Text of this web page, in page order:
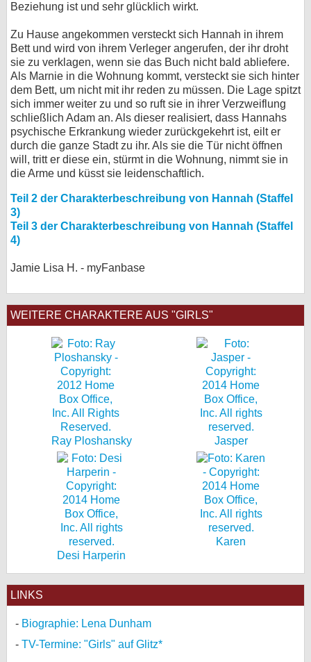
Beziehung ist und sehr glücklich wirkt.
Zu Hause angekommen versteckt sich Hannah in ihrem
Bett und wird von ihrem Verleger angerufen, der ihr droht
sie zu verklagen, wenn sie das Buch nicht bald abliefere.
Als Marnie in die Wohnung kommt, versteckt sie sich hinter
dem Bett, um nicht mit ihr reden zu müssen. Die Lage spitzt
sich immer weiter zu und so ruft sie in ihrer Verzweiflung
schließlich Adam an. Als dieser realisiert, dass Hannahs
psychische Erkrankung wieder zurückgekehrt ist, eilt er
durch die ganze Stadt zu ihr. Als sie die Tür nicht öffnen
will, tritt er diese ein, stürmt in die Wohnung, nimmt sie in
die Arme und küsst sie leidenschaftlich.
Teil 2 der Charakterbeschreibung von Hannah (Staffel
3)
Teil 3 der Charakterbeschreibung von Hannah (Staffel
4)
Jamie Lisa H. - myFanbase
WEITERE CHARAKTERE AUS "GIRLS"
Ray Ploshansky Jasper
Desi Harperin
Karen
LINKS
Biographie: Lena Dunham
TV-Termine: "Girls" auf Glitz*